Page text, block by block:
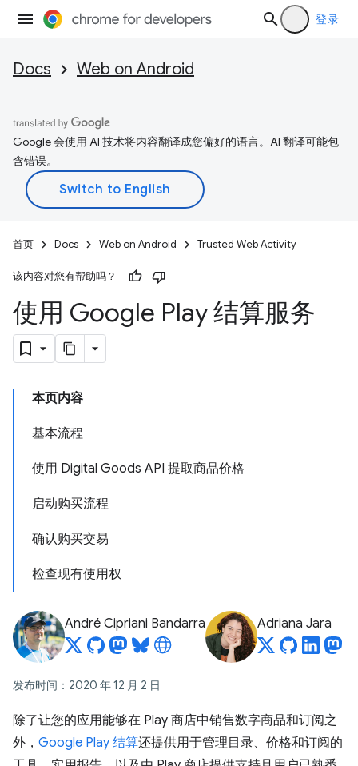
登录
Docs Web on Android
Google 会使用 AI 技术将内容翻译成您偏好的语言。AI 翻译可能包
含错误。
首页 Docs Web on Android Trusted Web Activity
该内容对您有帮助吗？
使用 Google Play 结算服务
本页内容
基本流程
使用 Digital Goods API 提取商品价格
启动购买流程
确认购买交易
检查现有使用权
André Cipriani Bandarra Adriana Jara
发布时间：2020 年 12 月 2 日
除了让您的应用能够在 Play 商店中销售数字商品和订阅之
外， Google Play 结算还提供用于管理目录、价格和订阅的